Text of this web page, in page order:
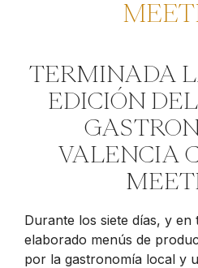
TERMINADA
EDICIÓN
VALENCIA
Durante los siete días, y
elaborado menús de
por la gastronomía local y